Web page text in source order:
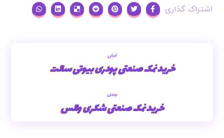
قبلی
خرید نمک صنعتی پودری بیوتی سالت
بعدی
خرید نمک صنعتی شکری والس